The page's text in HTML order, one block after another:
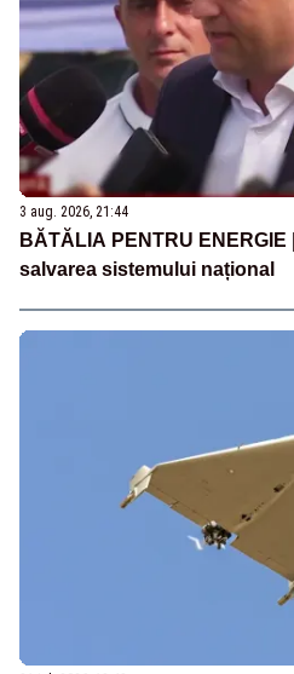
3 aug. 2026, 21:44
BĂTĂLIA PENTRU
salvarea sistemului național